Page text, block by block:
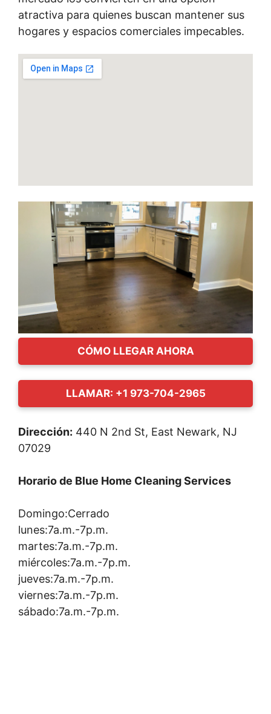
atractiva para quienes buscan mantener sus
hogares y espacios comerciales impecables.
CÓMO LLEGAR AHORA
LLAMAR: +1 973-704-2965
Dirección: 440 N 2nd St, East Newark, NJ
07029
Horario de Blue Home Cleaning Services
Domingo:Cerrado
lunes:7a.m.-7p.m.
martes:7a.m.-7p.m.
miércoles:7a.m.-7p.m.
jueves:7a.m.-7p.m.
viernes:7a.m.-7p.m.
sábado:7a.m.-7p.m.